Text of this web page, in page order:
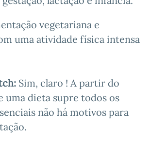
vegetariana e
uma atividade física intensa
Sim, claro ! A partir do
uma dieta supre todos os
não há motivos para